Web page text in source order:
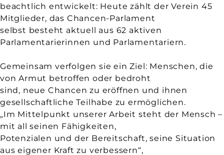
beachtlich entwickelt: Heute zählt der Verein 45
Mitglieder, das Chancen-Parlament
selbst besteht aktuell aus 62 aktiven
Parlamentarierinnen und Parlamentariern.
Gemeinsam verfolgen sie ein Ziel: Menschen, die
von Armut betroffen oder bedroht
sind, neue Chancen zu eröffnen und ihnen
gesellschaftliche Teilhabe zu ermöglichen.
„Im Mittelpunkt unserer Arbeit steht der Mensch –
mit all seinen Fähigkeiten,
Potenzialen und der Bereitschaft, seine Situation
aus eigener Kraft zu verbessern“,